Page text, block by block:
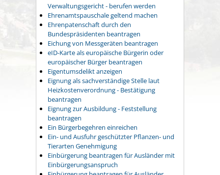
Verwaltungsgericht - berufen werden
Ehrenamtspauschale geltend machen
Ehrenpatenschaft durch den
Bundespräsidenten beantragen
Eichung von Messgeräten beantragen
eID-Karte als europäische Bürgerin oder
europäischer Bürger beantragen
Eigentumsdelikt anzeigen
Eignung als sachverständige Stelle laut
Heizkostenverordnung - Bestätigung
beantragen
Eignung zur Ausbildung - Feststellung
beantragen
Ein Bürgerbegehren einreichen
Ein- und Ausfuhr geschützter Pflanzen- und
Tierarten Genehmigung
Einbürgerung beantragen für Ausländer mit
Einbürgerungsanspruch